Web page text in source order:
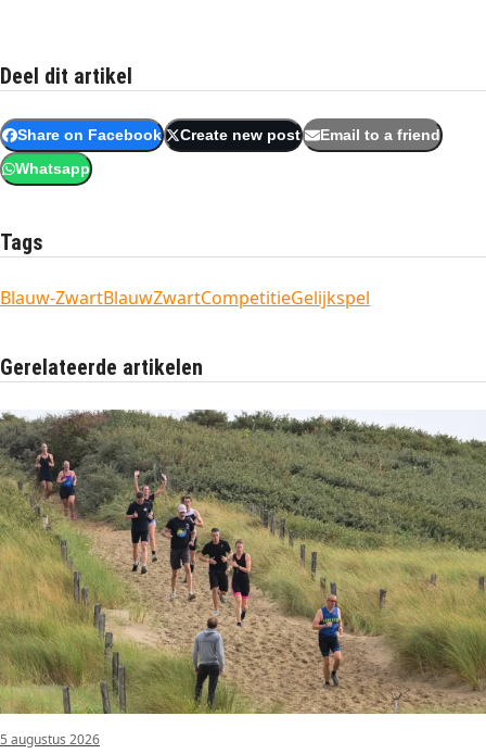
Deel dit artikel
Share on Facebook Create new post Email to a friend
Whatsapp
Tags
Blauw-ZwartBlauwZwartCompetitieGelijkspel
Gerelateerde artikelen
5 augustus 2026